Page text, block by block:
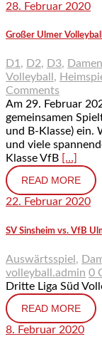
28. Februar 2020
Großer Ulmer
D1, D2, D3,
Volleyball ,
Comments
Am 29. Februar
gemeinsamen
und B-Klasse) ein.
und viele
Klasse VfB […]
READ MORE
22. Februar 2020
SV Sinsheim vs. VfB
Auswärtsspiel ,
volleyball.admin 0
Dritte Liga Süd
READ MORE
8. Februar 2020